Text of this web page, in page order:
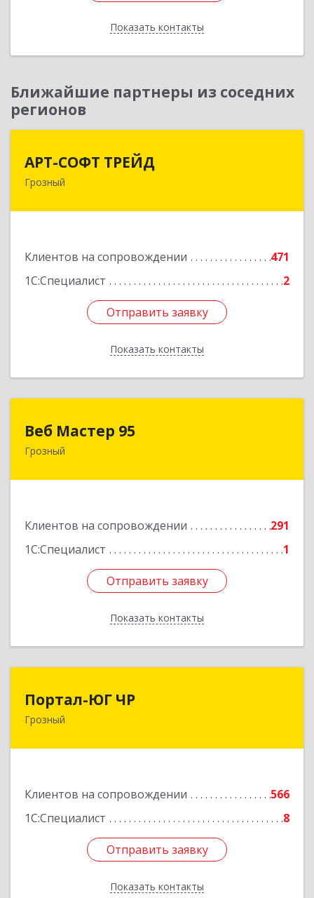
Показать контакты
Назад
Ближайшие партнеры из соседних
регионов
АРТ-СОФТ ТРЕЙД
Грозный
Клиентов на сопровождении
471
1С:Специалист
2
Отправить заявку
Показать контакты
364013, Чеченская Респ, Грозный г, Полярников
Отправить заявку
Назад
Веб Мастер 95
Грозный
Клиентов на сопровождении
291
1С:Специалист
1
Отправить заявку
Показать контакты
Подробнее
Отправить заявку
Назад
Портал-ЮГ ЧР
Грозный
Клиентов на сопровождении
566
1С:Специалист
8
Отправить заявку
Показать контакты
364906, Чеченская Респ, Грозный г, Путина пр-
Отправить заявку
Назад